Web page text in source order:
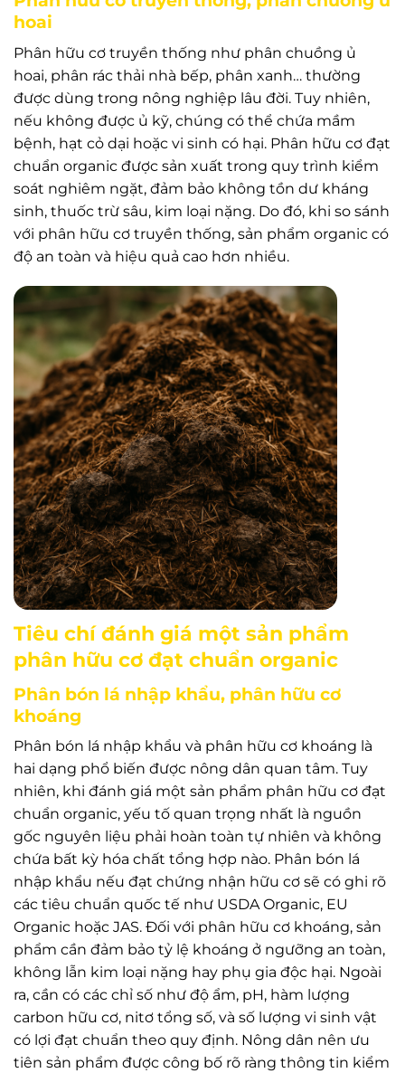
hoai
Phân hữu cơ truyền thống như phân chuồng ủ
hoai, phân rác thải nhà bếp, phân xanh… thường
được dùng trong nông nghiệp lâu đời. Tuy nhiên,
nếu không được ủ kỹ, chúng có thể chứa mầm
bệnh, hạt cỏ dại hoặc vi sinh có hại. Phân hữu cơ đạt
chuẩn organic được sản xuất trong quy trình kiểm
soát nghiêm ngặt, đảm bảo không tồn dư kháng
sinh, thuốc trừ sâu, kim loại nặng. Do đó, khi so sánh
với phân hữu cơ truyền thống, sản phẩm organic có
độ an toàn và hiệu quả cao hơn nhiều.
Tiêu chí đánh giá một sản phẩm
phân hữu cơ đạt chuẩn organic
Phân bón lá nhập khẩu, phân hữu cơ
khoáng
Phân bón lá nhập khẩu và phân hữu cơ khoáng là
hai dạng phổ biến được nông dân quan tâm. Tuy
nhiên, khi đánh giá một sản phẩm phân hữu cơ đạt
chuẩn organic, yếu tố quan trọng nhất là nguồn
gốc nguyên liệu phải hoàn toàn tự nhiên và không
chứa bất kỳ hóa chất tổng hợp nào. Phân bón lá
nhập khẩu nếu đạt chứng nhận hữu cơ sẽ có ghi rõ
các tiêu chuẩn quốc tế như USDA Organic, EU
Organic hoặc JAS. Đối với phân hữu cơ khoáng, sản
phẩm cần đảm bảo tỷ lệ khoáng ở ngưỡng an toàn,
không lẫn kim loại nặng hay phụ gia độc hại. Ngoài
ra, cần có các chỉ số như độ ẩm, pH, hàm lượng
carbon hữu cơ, nitơ tổng số, và số lượng vi sinh vật
có lợi đạt chuẩn theo quy định. Nông dân nên ưu
tiên sản phẩm được công bố rõ ràng thông tin kiểm